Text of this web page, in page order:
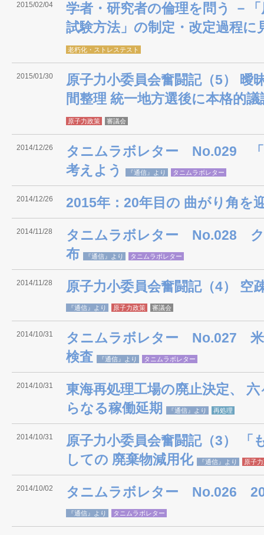
2015/02/04
学者・研究者の倫理を問う －
試験方法」の制定・改定過程に
老朽化・ストレステスト
2015/01/30
原子力小委員会奮闘記（5） 曖
間整理 統一地方選後に本格的
原子力政策 審議会
2014/12/26
タニムラボレター No.029 「
考えよう
『通信』より タニムラボレター
2014/12/26 2015年：20年目の 曲がり角を
2014/11/28
タニムラボレター No.028 ク
布
『通信』より タニムラボレター
2014/11/28 原子力小委員会奮闘記（4） 空
『通信』より 原子力政策 審議会
2014/10/31
タニムラボレター No.027 米
検査
『通信』より タニムラボレター
2014/10/31
東海再処理工場の廃止決定、
らなる稼働延期
『通信』より 再処理
2014/10/31
原子力小委員会奮闘記（3） 「
しての 廃棄物減用化
『通信』より 原子
2014/10/02 タニムラボレター No.026
『通信』より タニムラボレター